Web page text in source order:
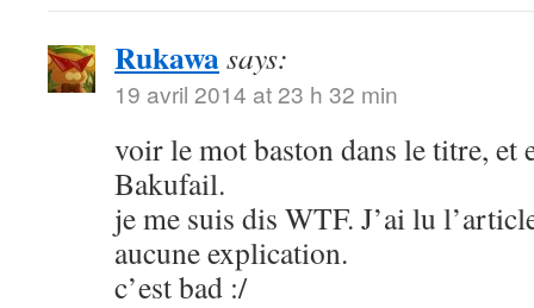
Rukawasays:
19 avril 2014 at 23 h 32 min
voir le mot baston dans le titre, et
Bakufail.
je me suis dis WTF. J’ai lu
aucune explication.
c’est bad :/